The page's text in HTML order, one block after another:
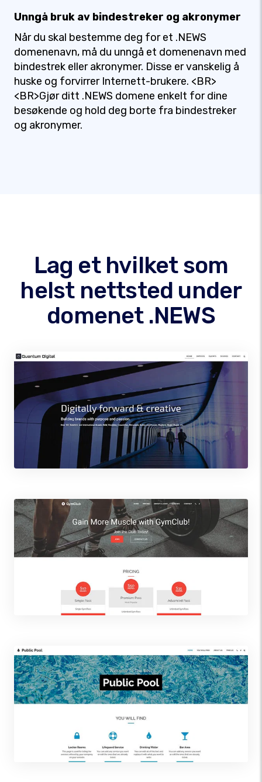
Unngå bruk av bindestreker og akronymer
Når du skal bestemme deg for et .NEWS
domenenavn, må du unngå et domenenavn med
bindestrek eller akronymer. Disse er vanskelig å
huske og forvirrer Internett-brukere. <BR>
<BR>Gjør ditt .NEWS domene enkelt for dine
besøkende og hold deg borte fra bindestreker
og akronymer.
Lag et hvilket som
helst nettsted under
domenet .NEWS